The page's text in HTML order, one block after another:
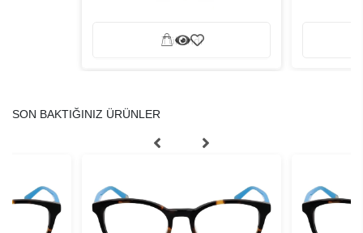
Tükendi
SON BAKTIĞINIZ ÜRÜNLER